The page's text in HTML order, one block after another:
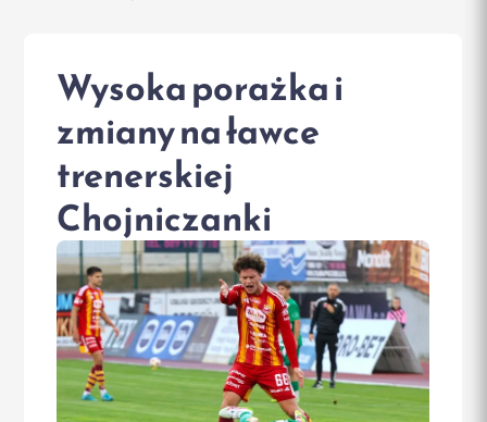
Wysoka porażka i
zmiany na ławce
trenerskiej
Chojniczanki